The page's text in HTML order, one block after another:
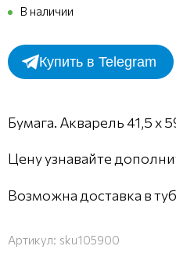
В наличии
Купить в Telegram
Бумага. Акварель 41,5 х
Цену узнавайте
Возможна доставка в
Артикул: sku105900